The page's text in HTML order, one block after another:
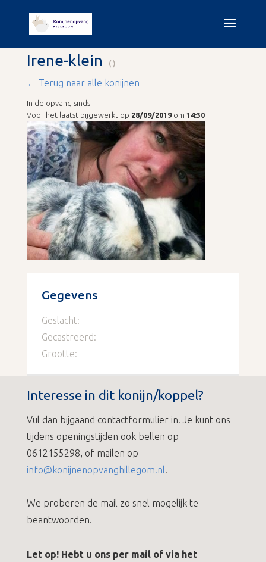
Irene-klein ()
← Terug naar alle konijnen
In de opvang sinds
Voor het laatst bijgewerkt op 28/09/2019om 14:30
Gegevens
Geslacht:
Gecastreerd:
Grootte:
Interesse in dit konijn/koppel?
Vul dan bijgaand contactformulier in. Je kunt ons
tijdens openingstijden ook bellen op
0612155298, of mailen op
info@konijnenopvanghillegom.nl.
We proberen de mail zo snel mogelijk te
beantwoorden.
Let op! Hebt u ons per mail of via het